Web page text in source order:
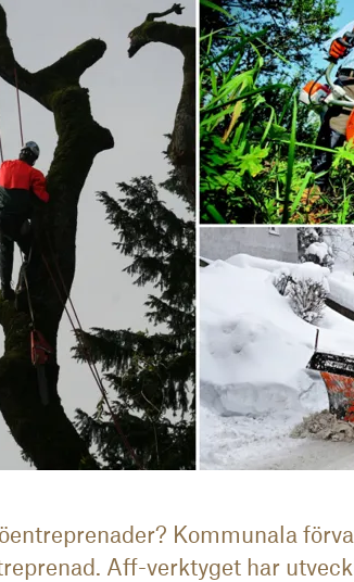
Kommunala
Aff-verktyget har